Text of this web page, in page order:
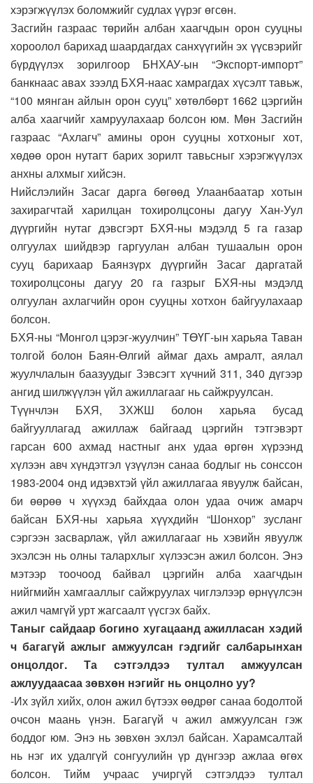
хэрэгжүүлэх боломжийг судлах үүрэг өгсөн.
Засгийн газраас төрийн албан хаагчдын орон сууцны
хороолол барихад шаардагдах санхүүгийн эх үүсвэрийг
бүрдүүлэх зорилгоор БНХАУ-ын “Экспорт-импорт”
банкнаас авах зээлд БХЯ-наас хамрагдах хүсэлт тавьж,
“100 мянган айлын орон сууц” хөтөлбөрт 1662 цэргийн
алба хаагчийг хамруулахаар болсон юм. Мөн Засгийн
газраас “Ахлагч” амины орон сууцны хотхоныг хот,
хөдөө орон нутагт барих зорилт тавьсныг хэрэгжүүлэх
анхны алхмыг хийсэн.
Нийслэлийн Засаг дарга бөгөөд Улаанбаатар хотын
захирагчтай харилцан тохиролцсоны дагуу Хан-Уул
дүүргийн нутаг дэвсгэрт БХЯ-ны мэдэлд 5 га газар
олгуулах шийдвэр гаргуулан албан тушаалын орон
сууц барихаар Баянзүрх дүүргийн Засаг даргатай
тохиролцсоны дагуу 20 га газрыг БХЯ-ны мэдэлд
олгуулан ахлагчийн орон сууцны хотхон байгуулахаар
болсон.
БХЯ-ны “Монгол цэрэг-жуулчин” ТӨҮГ-ын харьяа Таван
толгой болон Баян-Өлгий аймаг дахь амралт, аялал
жуулчлалын баазуудыг Зэвсэгт хүчний 311, 340 дүгээр
ангид шилжүүлэн үйл ажиллагааг нь сайжруулсан.
Түүнчлэн БХЯ, ЗХЖШ болон харьяа бусад
байгууллагад ажиллаж байгаад цэргийн тэтгэвэрт
гарсан 600 ахмад настныг анх удаа өргөн хүрээнд
хүлээн авч хүндэтгэл үзүүлэн санаа бодлыг нь сонссон
1983-2004 онд идэвхтэй үйл ажиллагаа явуулж байсан,
би өөрөө ч хүүхэд байхдаа олон удаа очиж амарч
байсан БХЯ-ны харьяа хүүхдийн “Шонхор” зусланг
сэргээн засварлаж, үйл ажиллагааг нь хэвийн явуулж
эхэлсэн нь олны талархлыг хүлээсэн ажил болсон. Энэ
мэтээр тоочоод байвал цэргийн алба хаагчдын
нийгмийн хамгааллыг сайжруулах чиглэлээр өрнүүлсэн
ажил чамгүй урт жагсаалт үүсгэх байх.
Таныг сайдаар богино хугацаанд ажилласан хэдий
ч багагүй ажлыг амжуулсан гэдгийг салбарынхан
онцолдог. Та сэтгэлдээ тултал амжуулсан
ажлуудаасаа зөвхөн нэгийг нь онцолно уу?
-Их зүйл хийх, олон ажил бүтээх өөдрөг санаа бодолтой
очсон маань үнэн. Багагүй ч ажил амжуулсан гэж
боддог юм. Энэ нь зөвхөн эхлэл байсан. Харамсалтай
нь нэг их удалгүй сонгуулийн үр дүнгээр ажлаа өгөх
болсон. Тийм учраас учиргүй сэтгэлдээ тултал